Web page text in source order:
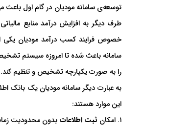
توسعه‌ی سامانه مودیان در گام اول
طرف دیگر به افزایش درآمد منابع
خصوص فرایند کسب درآمد‌ مودیان یکی
سامانه باعث شده تا امروزه سیستم
را به صورت یکپارچه تشخیص و تنظیم کند.
به عبارت دیگر سامانه مودیان یک بانک
این موارد هستند:
۱. امکان
ثبت اطلاعات بدون محدودیت